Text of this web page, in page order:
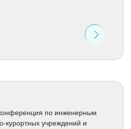
по инженерным
курортных учреждений и